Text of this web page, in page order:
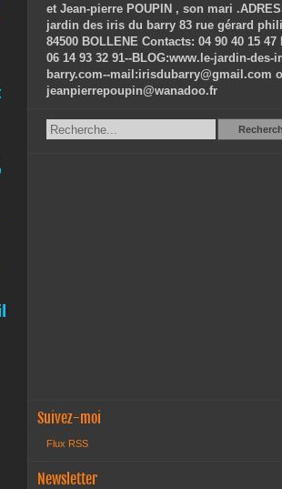
et Jean-pierre POUPIN , son mari
jardin des iris du barry 83 rue gérard
84500 BOLLENE Contacts: 04 90 40 15 47
06 14 93 32 91--BLOG:www.le-jardin-des-
barry.com--mail:irisdubarry@gmail.com
jeanpierrepoupin@wanadoo.fr
Recherche
Suivez-moi
Flux RSS
Newsletter